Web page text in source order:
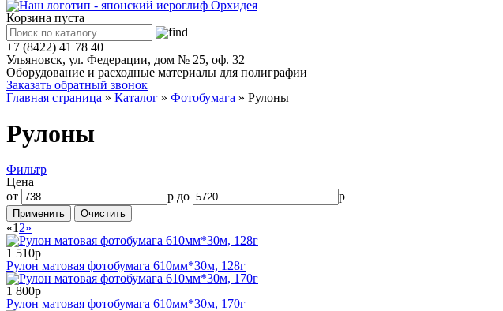
Корзина пуста
+7 (8422) 41 78 40
Ульяновск, ул. Федерации, дом № 25, оф. 32
Оборудование и расходные материалы для полиграфии
Заказать обратный звонок
Главная страница » Каталог » Фотобумага » Рулоны
Рулоны
Фильтр
Цена
от
р до р
«1 2»
1 510р
Рулон матовая фотобумага 610мм*30м, 128г
1 800р
Рулон матовая фотобумага 610мм*30м, 170г